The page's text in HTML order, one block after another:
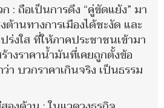
: ถือเป็นการดึง “คู่ขัดแย้ง” มา
ต้านทางการเมืองได้ชะงัด และ
ร่งใส ที่ให้ภาคประชาชนเข้ามา
างราคาน้ำมันที่เคยถูกตั้งข้อ
บวกราคาเกินจริง เป็นธรรม